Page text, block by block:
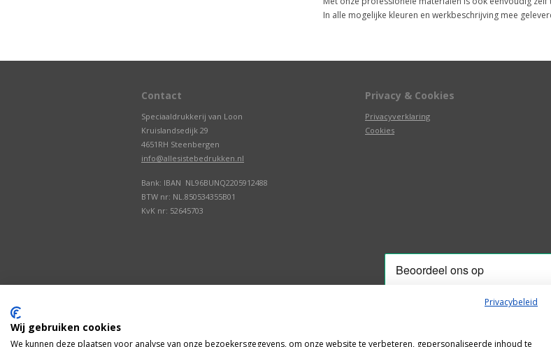
In alle mogelijke kleuren en werkbeschrijving mee
Contact
Speciaaldrukkerij van Loon
Kruislandsedijk 29
4651RH Steenbergen
info@allesistebedrukken.nl
Bank: IBAN NL96BUNQ2205912488
BTW nr: NL.850534355B01
KvK nr: 52645703
Privacy & Cookies
Privacyverklaring
Cookies
Privacybeleid
Wij gebruiken cookies
We kunnen deze plaatsen voor analyse van onze bezoekersgegevens, om onze website te verbeteren, gepersonaliseerde inhoud te